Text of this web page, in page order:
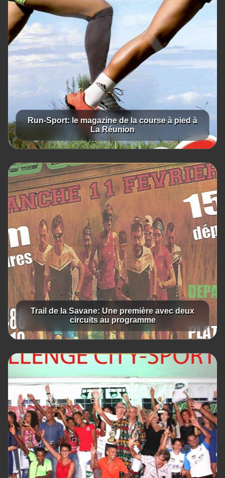
Run-Sport: le magazine de la course à pied à
La Réunion
Trail de la Savane: Une première avec deux
circuits au programme